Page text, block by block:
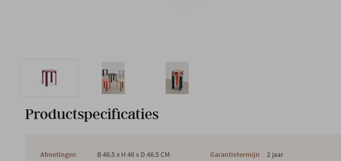
Productspecificaties
Afmetingen B 46.5 x H 46 x D 46.5 CM Garantietermijn 2 jaar